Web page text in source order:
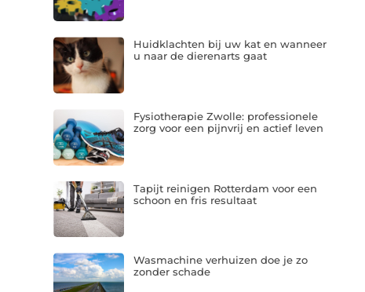
Huidklachten bij uw kat en wanneer
u naar de dierenarts gaat
Fysiotherapie Zwolle: professionele
zorg voor een pijnvrij en actief leven
Tapijt reinigen Rotterdam voor een
schoon en fris resultaat
Wasmachine verhuizen doe je zo
zonder schade